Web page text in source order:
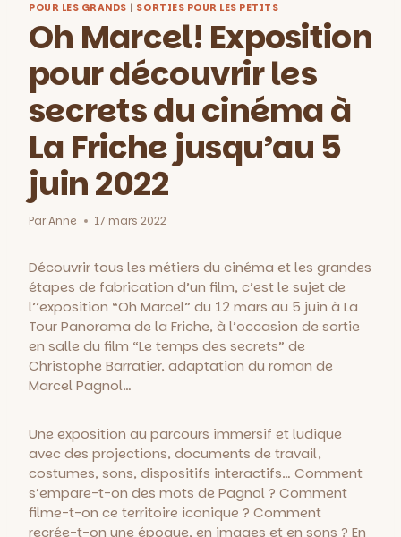
POUR LES GRANDS | SORTIES POUR LES PETITS
Oh Marcel! Exposition
pour découvrir les
secrets du cinéma à
La Friche jusqu’au 5
juin 2022
ParAnne 17 mars 2022
Découvrir tous les métiers du cinéma et les grandes
étapes de fabrication d’un film, c’est le sujet de
l’’exposition “Oh Marcel” du 12 mars au 5 juin à La
Tour Panorama de la Friche, à l’occasion de sortie
en salle du film “Le temps des secrets” de
Christophe Barratier, adaptation du roman de
Marcel Pagnol…
Une exposition au parcours immersif et ludique
avec des projections, documents de travail,
costumes, sons, dispositifs interactifs… Comment
s’empare-t-on des mots de Pagnol ? Comment
filme-t-on ce territoire iconique ? Comment
recrée-t-on une époque, en images et en sons ? En